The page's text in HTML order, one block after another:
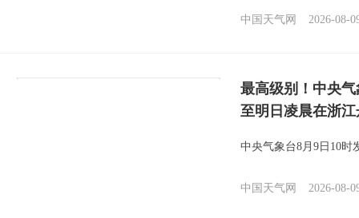
中国天气网 2026-08-
最高级别！中央
至明日凌晨在浙
中央气象台8月9日10时
中国天气网 2026-08-